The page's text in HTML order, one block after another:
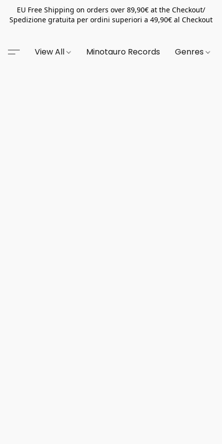
EU Free Shipping on orders over 89,90€ at the Checkout/
Spedizione gratuita per ordini superiori a 49,90€ al Checkout
View All Minotauro Records Genres